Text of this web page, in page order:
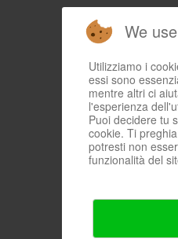
We
Utilizziamo i
essi sono
mentre altri ci
l'esperienza
Puoi decidere tu
cookie. Ti
potresti non
funzionalità del